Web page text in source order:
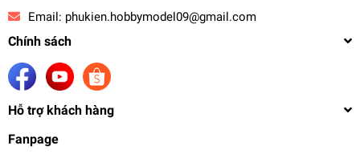
Email: phukien.hobbymodel09@gmail.com
Chính sách
Hỗ trợ khách hàng
Fanpage